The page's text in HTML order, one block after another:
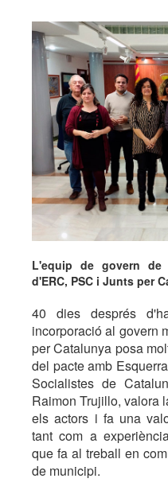
L'equip de govern de
d'ERC, PSC i Junts per
40 dies després
incorporació al govern
per Catalunya posa
del pacte amb
Socialistes de
Raimon Trujillo, valora
els actors i fa una
tant com a
que fa al treball en
de municipi.